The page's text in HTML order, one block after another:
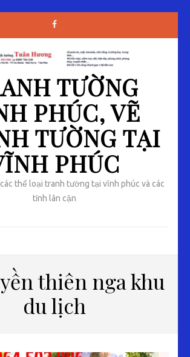
TƯỜNG
PHÚC, VẼ
TƯỜNG TẠI
PHÚC
thể loại tranh tường tại vĩnh phúc và các
tỉnh lân cận
thiên nga khu
du lịch